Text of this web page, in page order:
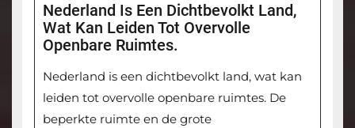
Nederland Is Een Dichtbevolkt Land,
Wat Kan Leiden Tot Overvolle
Openbare Ruimtes.
Nederland is een dichtbevolkt land, wat kan
leiden tot overvolle openbare ruimtes. De
beperkte ruimte en de grote